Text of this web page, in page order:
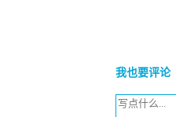
我也要评论